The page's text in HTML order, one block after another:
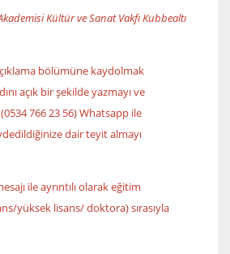
Kültür ve Sanat Vakfı Kubbealtı
bölümüne kaydolmak
açık bir şekilde yazmayı ve
766 23 56) Whatsapp ile
dair teyit almayı
ile ayrıntılı olarak eğitim
yüksek lisans/ doktora) sırasıyla